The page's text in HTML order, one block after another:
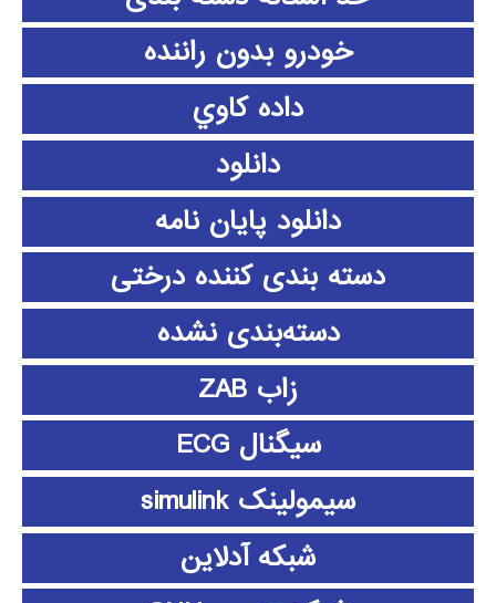
خودرو بدون راننده
داده كاوي
دانلود
دانلود پايان نامه
دسته بندی کننده درختی
دسته‌بندی نشده
زاب ZAB
سیگنال ECG
سیمولینک simulink
شبکه آدلاین